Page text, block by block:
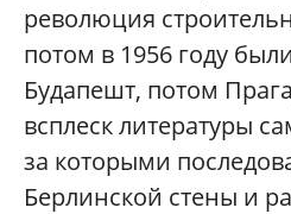
революция
потом в 1956 году
Будапешт, потом
всплеск литературы
за которыми
Берлинской стены и